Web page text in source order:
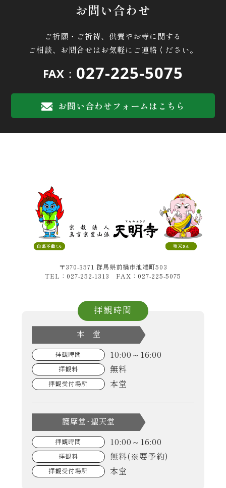
お問い合わせ
ご祈願・ご祈祷、供養やお寺に関する
ご相談、お問合せはお気軽にご連絡ください。
FAX： 027-225-5075
お問い合わせフォームはこちら
〒370-3571 群馬県前橋市池端町503
TEL：027-252-1313 FAX：027-225-5075
拝観時間
本 堂
拝観時間 10:00～16:00
拝観料 無料
拝観受付場所 本堂
護摩堂･聖天堂
拝観時間 10:00～16:00
拝観料 無料(※要予約)
拝観受付場所 本堂